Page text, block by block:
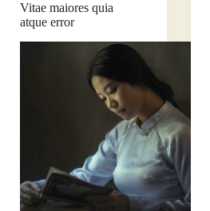
Vitae maiores quia
atque error